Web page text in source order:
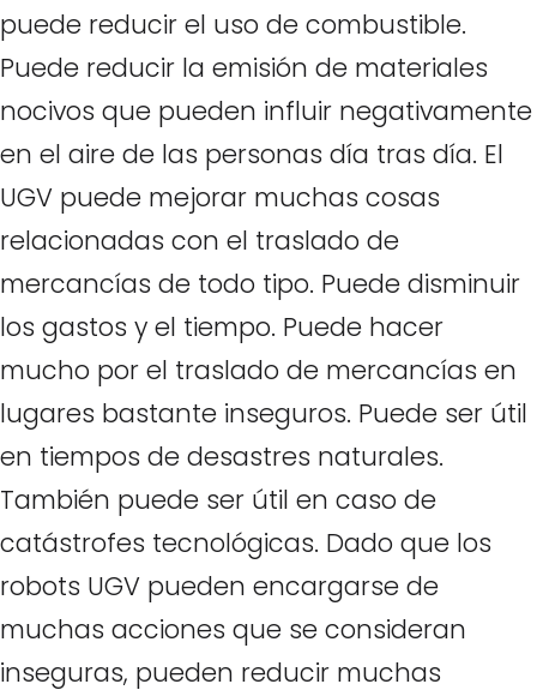
puede reducir el uso de combustible.
Puede reducir la emisión de materiales
nocivos que pueden influir negativamente
en el aire de las personas día tras día. El
UGV puede mejorar muchas cosas
relacionadas con el traslado de
mercancías de todo tipo. Puede disminuir
los gastos y el tiempo. Puede hacer
mucho por el traslado de mercancías en
lugares bastante inseguros. Puede ser útil
en tiempos de desastres naturales.
También puede ser útil en caso de
catástrofes tecnológicas. Dado que los
robots UGV pueden encargarse de
muchas acciones que se consideran
inseguras, pueden reducir muchas